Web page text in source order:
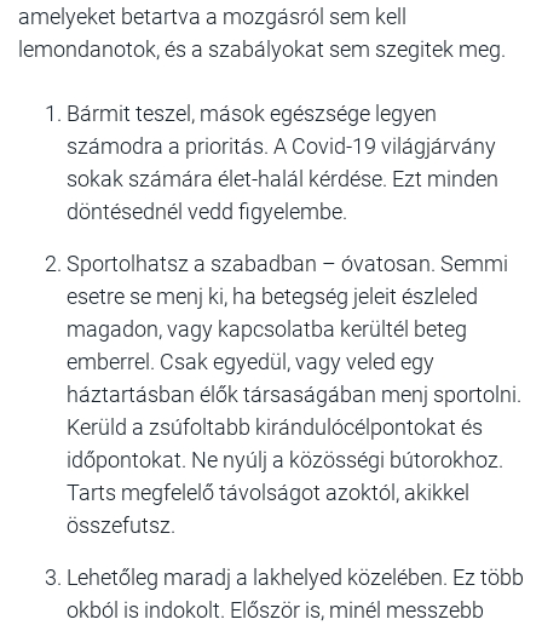
amelyeket betartva a mozgásról sem kell
lemondanotok, és a szabályokat sem szegitek meg.
Bármit teszel, mások egészsége legyen
számodra a prioritás. A Covid-19 világjárvány
sokak számára élet-halál kérdése. Ezt minden
döntésednél vedd figyelembe.
Sportolhatsz a szabadban – óvatosan. Semmi
esetre se menj ki, ha betegség jeleit észleled
magadon, vagy kapcsolatba kerültél beteg
emberrel. Csak egyedül, vagy veled egy
háztartásban élők társaságában menj sportolni.
Kerüld a zsúfoltabb kirándulócélpontokat és
időpontokat. Ne nyúlj a közösségi bútorokhoz.
Tarts megfelelő távolságot azoktól, akikkel
összefutsz.
Lehetőleg maradj a lakhelyed közelében. Ez több
okból is indokolt. Először is, minél messzebb